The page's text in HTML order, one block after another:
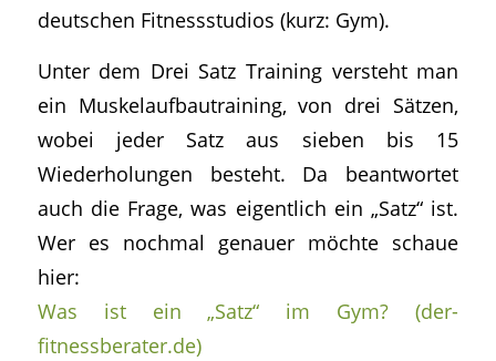
deutschen Fitnessstudios (kurz: Gym).
Unter dem Drei Satz Training versteht man
ein Muskelaufbautraining, von drei Sätzen,
wobei jeder Satz aus sieben bis 15
Wiederholungen besteht. Da beantwortet
auch die Frage, was eigentlich ein „Satz“ ist.
Wer es nochmal genauer möchte schaue
hier:
Was ist ein „Satz“ im Gym? (der-
fitnessberater.de)